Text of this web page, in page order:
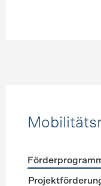
Förderprogramme